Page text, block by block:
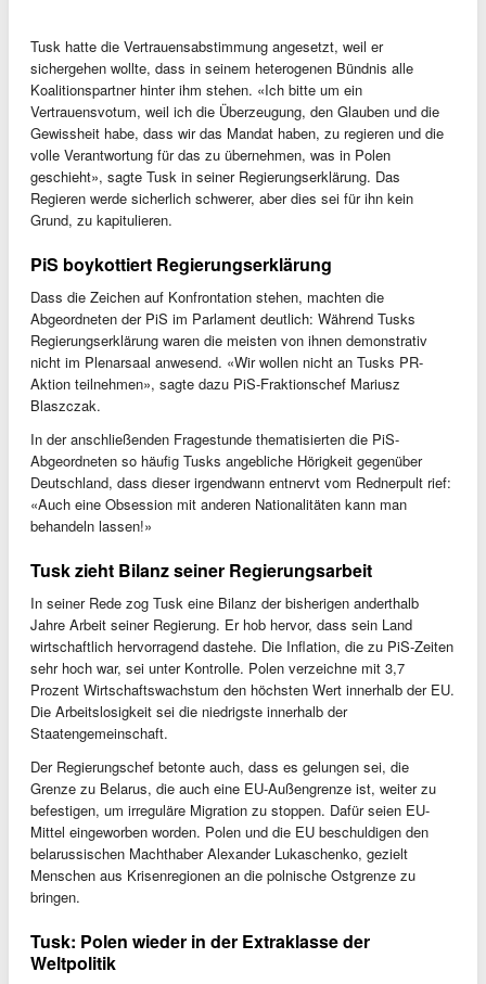
Tusk hatte die Vertrauensabstimmung angesetzt, weil er
sichergehen wollte, dass in seinem heterogenen Bündnis alle
Koalitionspartner hinter ihm stehen. «Ich bitte um ein
Vertrauensvotum, weil ich die Überzeugung, den Glauben und die
Gewissheit habe, dass wir das Mandat haben, zu regieren und die
volle Verantwortung für das zu übernehmen, was in Polen
geschieht», sagte Tusk in seiner Regierungserklärung. Das
Regieren werde sicherlich schwerer, aber dies sei für ihn kein
Grund, zu kapitulieren.
PiS boykottiert Regierungserklärung
Dass die Zeichen auf Konfrontation stehen, machten die
Abgeordneten der PiS im Parlament deutlich: Während Tusks
Regierungserklärung waren die meisten von ihnen demonstrativ
nicht im Plenarsaal anwesend. «Wir wollen nicht an Tusks PR-
Aktion teilnehmen», sagte dazu PiS-Fraktionschef Mariusz
Blaszczak.
In der anschließenden Fragestunde thematisierten die PiS-
Abgeordneten so häufig Tusks angebliche Hörigkeit gegenüber
Deutschland, dass dieser irgendwann entnervt vom Rednerpult rief:
«Auch eine Obsession mit anderen Nationalitäten kann man
behandeln lassen!»
Tusk zieht Bilanz seiner Regierungsarbeit
In seiner Rede zog Tusk eine Bilanz der bisherigen anderthalb
Jahre Arbeit seiner Regierung. Er hob hervor, dass sein Land
wirtschaftlich hervorragend dastehe. Die Inflation, die zu PiS-Zeiten
sehr hoch war, sei unter Kontrolle. Polen verzeichne mit 3,7
Prozent Wirtschaftswachstum den höchsten Wert innerhalb der EU.
Die Arbeitslosigkeit sei die niedrigste innerhalb der
Staatengemeinschaft.
Der Regierungschef betonte auch, dass es gelungen sei, die
Grenze zu Belarus, die auch eine EU-Außengrenze ist, weiter zu
befestigen, um irreguläre Migration zu stoppen. Dafür seien EU-
Mittel eingeworben worden. Polen und die EU beschuldigen den
belarussischen Machthaber Alexander Lukaschenko, gezielt
Menschen aus Krisenregionen an die polnische Ostgrenze zu
bringen.
Tusk: Polen wieder in der Extraklasse der
Weltpolitik